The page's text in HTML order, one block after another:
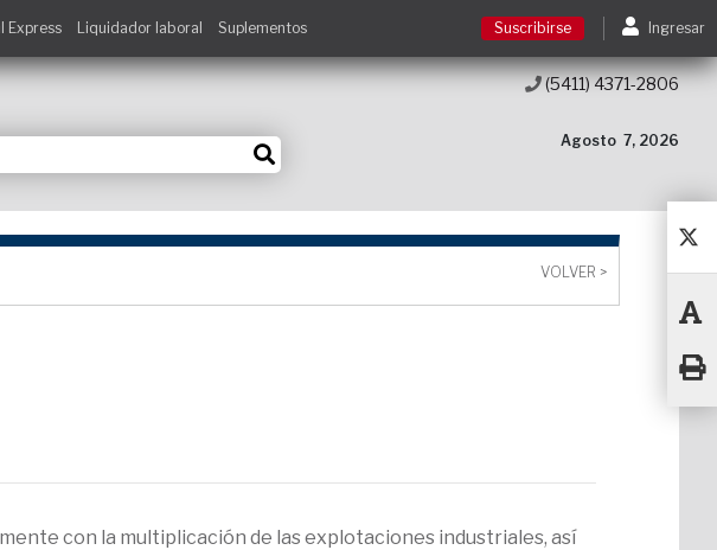
Suscribirse
Acceso a cursos
Express Liquidador laboral Suplementos Suscribirse Ingresar
Agosto 7, 2026
(5411) 4371-2806
VOLVER >
con la multiplicación de las explotaciones industriales, así